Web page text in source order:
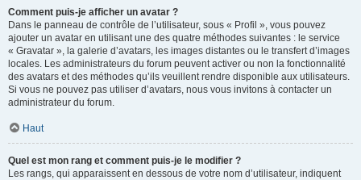
Comment puis-je afficher un avatar ?
Dans le panneau de contrôle de l’utilisateur, sous « Profil », vous pouvez
ajouter un avatar en utilisant une des quatre méthodes suivantes : le service
« Gravatar », la galerie d’avatars, les images distantes ou le transfert d’images
locales. Les administrateurs du forum peuvent activer ou non la fonctionnalité
des avatars et des méthodes qu’ils veuillent rendre disponible aux utilisateurs.
Si vous ne pouvez pas utiliser d’avatars, nous vous invitons à contacter un
administrateur du forum.
Haut
Quel est mon rang et comment puis-je le modifier ?
Les rangs, qui apparaissent en dessous de votre nom d’utilisateur, indiquent